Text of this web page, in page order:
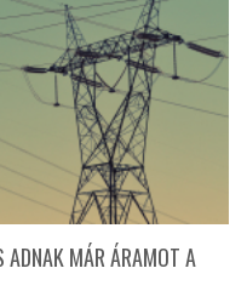
ADNAK MÁR ÁRAMOT A